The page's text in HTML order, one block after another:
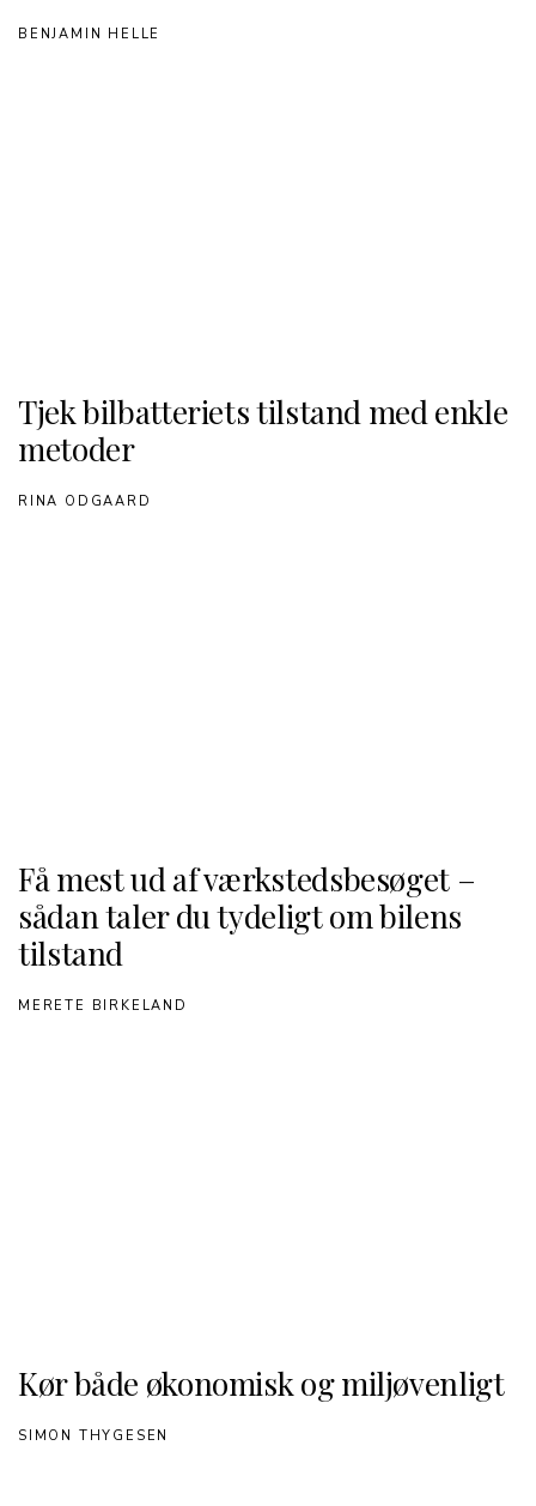
BENJAMIN HELLE
Tjek bilbatteriets tilstand med enkle
metoder
RINA ODGAARD
Få mest ud af værkstedsbesøget –
sådan taler du tydeligt om bilens
tilstand
MERETE BIRKELAND
Kør både økonomisk og miljøvenligt
SIMON THYGESEN